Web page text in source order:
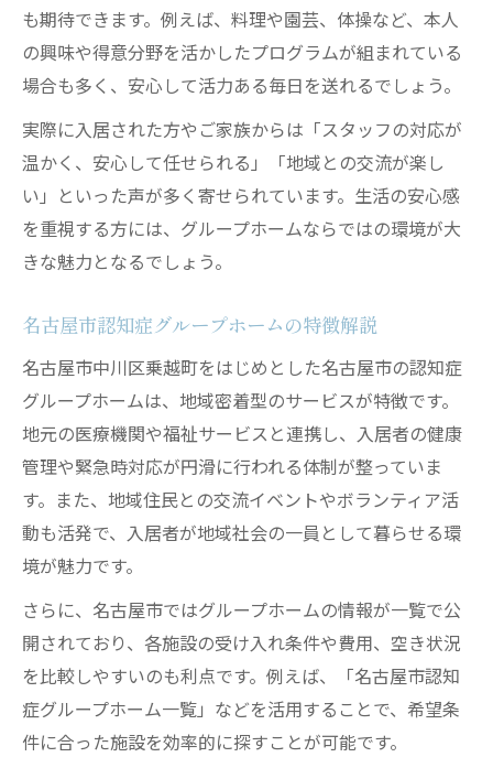
も期待できます。例えば、料理や園芸、体操など、本人
の興味や得意分野を活かしたプログラムが組まれている
場合も多く、安心して活力ある毎日を送れるでしょう。
実際に入居された方やご家族からは「スタッフの対応が
温かく、安心して任せられる」「地域との交流が楽し
い」といった声が多く寄せられています。生活の安心感
を重視する方には、グループホームならではの環境が大
きな魅力となるでしょう。
名古屋市認知症グループホームの特徴解説
名古屋市中川区乗越町をはじめとした名古屋市の認知症
グループホームは、地域密着型のサービスが特徴です。
地元の医療機関や福祉サービスと連携し、入居者の健康
管理や緊急時対応が円滑に行われる体制が整っていま
す。また、地域住民との交流イベントやボランティア活
動も活発で、入居者が地域社会の一員として暮らせる環
境が魅力です。
さらに、名古屋市ではグループホームの情報が一覧で公
開されており、各施設の受け入れ条件や費用、空き状況
を比較しやすいのも利点です。例えば、「名古屋市認知
症グループホーム一覧」などを活用することで、希望条
件に合った施設を効率的に探すことが可能です。